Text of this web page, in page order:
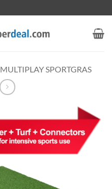
MULTIPLAY SPORTGRAS